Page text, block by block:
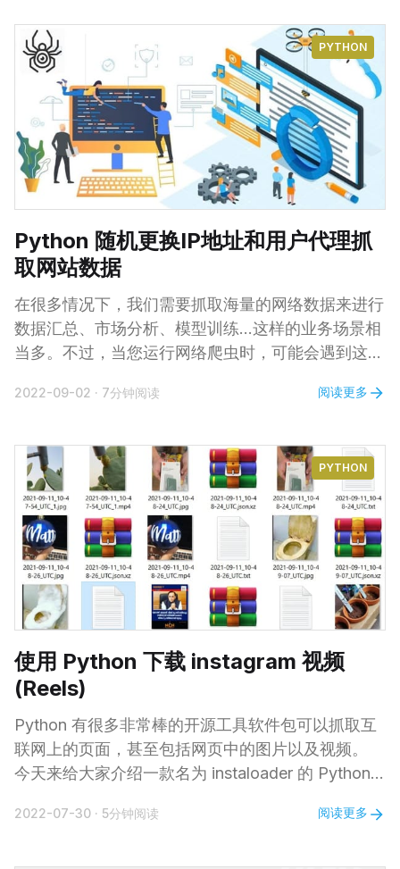
先，你需要安装 Tweepy 库，它是一个Python的
Twitter API库，可以使用 pip 来安装： pip install
tweepy 然后，你需要在 Twitter 开发者平台上创建
一个应用程序，以获取 API
PYTHON
Python 随机更换IP地址和用户代理抓
取网站数据
在很多情况下，我们需要抓取海量的网络数据来进行
数据汇总、市场分析、模型训练…这样的业务场景相
当多。不过，当您运行网络爬虫时，可能会遇到这样
太多请求时，该站点可能会出现验证码，甚至屏蔽您
的时候如何规避验证码或者避免被屏蔽呢？我们将在
本文使用 Python 通过两种不同的方法来解决此问
题： 1. 随机更换IP地址 2. 更改用户代理(User-
Agent) 随机更换IP地址 本方法主要思路是为每个请
求提供不同的网络代理。如果您继续使用同一个IP，
网站监测到后会屏蔽该地址。要解决这个问题，我们
可以频繁的更换IP地址，并为每个请求使用不同的IP
地址。这种方式虽然可能会降低数据抓取效率，
2022-09-02 · 7分钟阅读 阅读更多
PYTHON
使用 Python 下载 instagram 视频
(Reels)
Python 有很多非常棒的开源工具软件包可以抓取互
联网上的页面，甚至包括网页中的图片以及视频。
今天来给大家介绍一款名为 instaloader 的 Python
频、图像、个人资料头像、帖子和评论等数据，并允
2022-07-30 · 5分钟阅读 阅读更多